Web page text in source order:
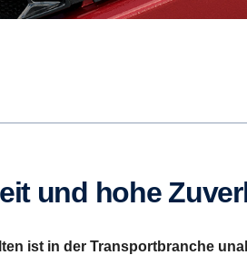
und hohe
ist in der Transportbranche